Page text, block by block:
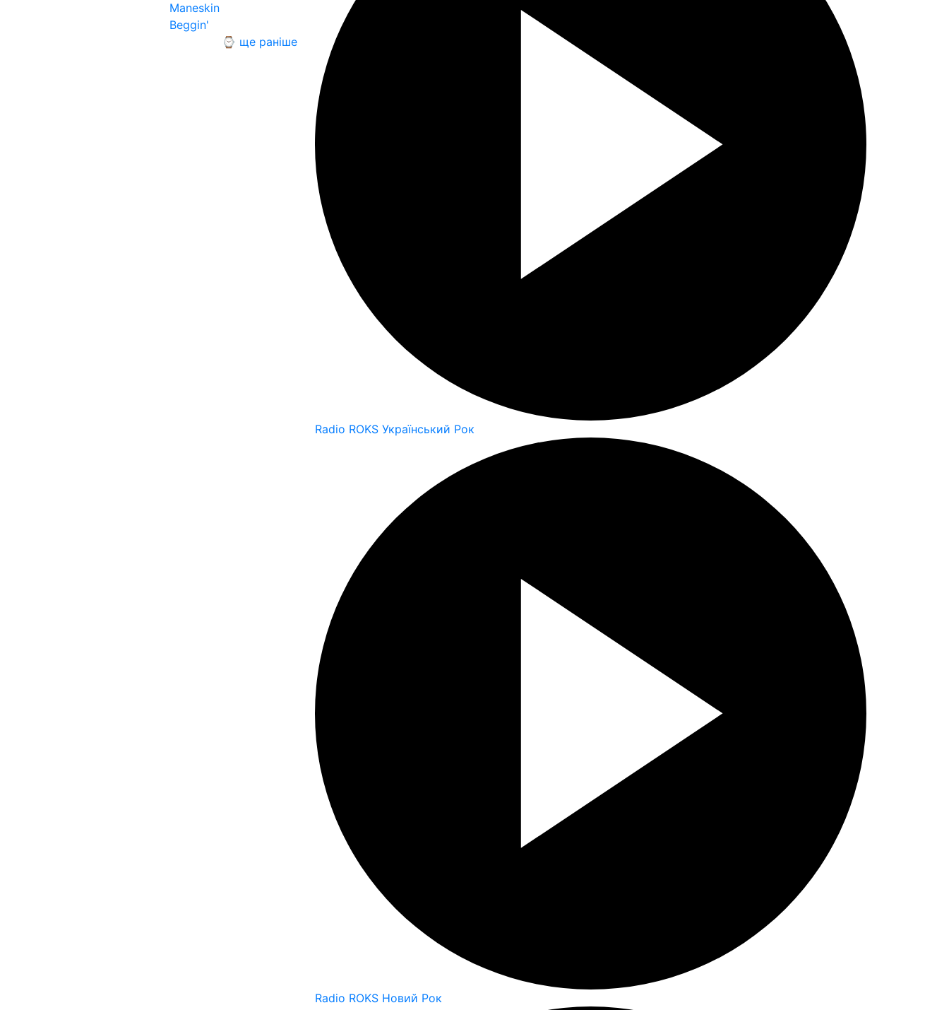
Maneskin
Beggin'
⌚ ще раніше
Radio ROKS Український Рок
Radio ROKS Новий Рок